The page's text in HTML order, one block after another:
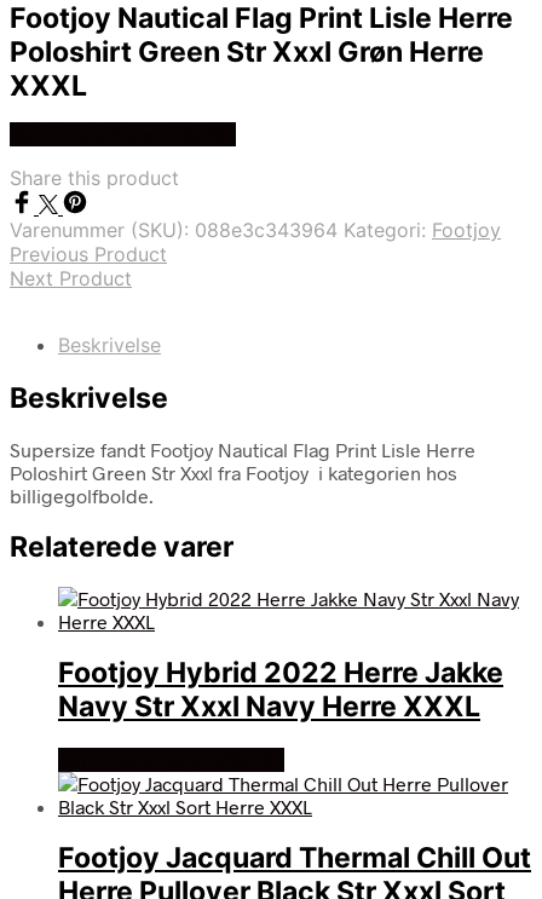
Footjoy Nautical Flag Print Lisle Herre
Poloshirt Green Str Xxxl Grøn Herre
XXXL
Share this product
Varenummer (SKU): 088e3c343964 Kategori: Footjoy
Previous Product
Next Product
Beskrivelse
Beskrivelse
Supersize fandt Footjoy Nautical Flag Print Lisle Herre
Poloshirt Green Str Xxxl fra Footjoy i kategorien hos
billigegolfbolde.
Relaterede varer
Footjoy Hybrid 2022 Herre Jakke
Navy Str Xxxl Navy Herre XXXL
Footjoy Jacquard Thermal Chill Out
Herre Pullover Black Str Xxxl Sort